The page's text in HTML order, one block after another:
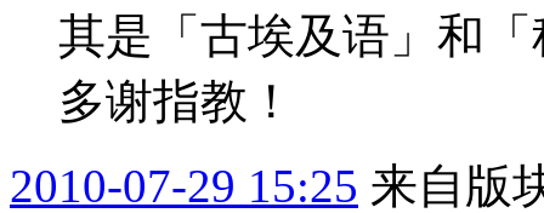
其是「古埃及语」和
多谢指教！
2010-07-29 15:25 来自版